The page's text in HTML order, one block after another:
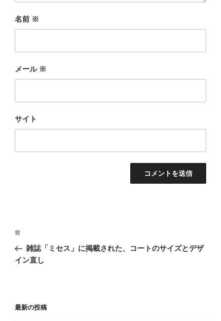
名前 ※
メール ※
サイト
前
雑誌「ミセス」に掲載された、コートのサイズとデザ
イン直し
最新の投稿